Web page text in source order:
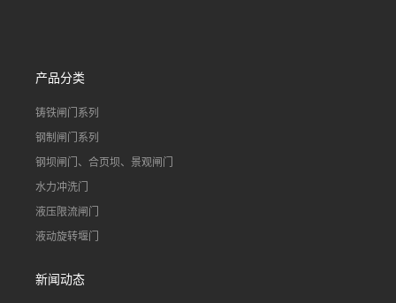
产品分类
铸铁闸门系列
钢制闸门系列
钢坝闸门、合页坝、景观闸门
水力冲洗门
液压限流闸门
液动旋转堰门
新闻动态